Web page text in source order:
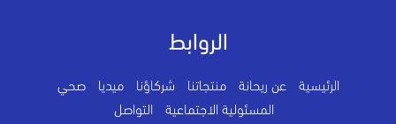
الروابط
الرئيسية عن ريحانة منتجاتنا شركاؤنا ميديا
صحي
المسئولية الاجتماعية
التواصل